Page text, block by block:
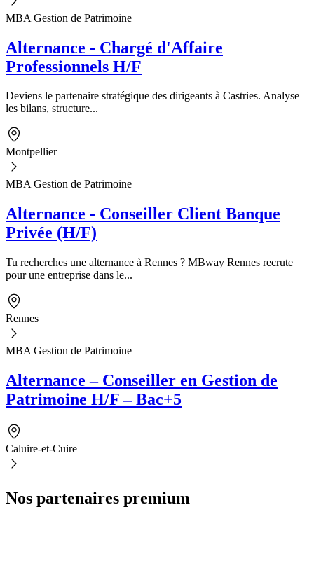
MBA Gestion de Patrimoine
Alternance - Chargé d'Affaire
Professionnels H/F
Deviens le partenaire stratégique des dirigeants à Castries. Analyse
les bilans, structure...
Montpellier
MBA Gestion de Patrimoine
Alternance - Conseiller Client Banque
Privée (H/F)
Tu recherches une alternance à Rennes ? MBway Rennes recrute
pour une entreprise dans le...
Rennes
MBA Gestion de Patrimoine
Alternance – Conseiller en Gestion de
Patrimoine H/F – Bac+5
Caluire-et-Cuire
Nos partenaires premium